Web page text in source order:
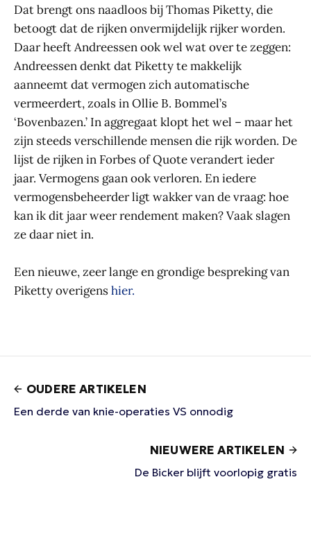
Dat brengt ons naadloos bij Thomas Piketty, die
betoogt dat de rijken onvermijdelijk rijker worden.
Daar heeft Andreessen ook wel wat over te zeggen:
Andreessen denkt dat Piketty te makkelijk
aanneemt dat vermogen zich automatische
vermeerdert, zoals in Ollie B. Bommel’s
‘Bovenbazen.’ In aggregaat klopt het wel – maar het
zijn steeds verschillende mensen die rijk worden. De
lijst de rijken in Forbes of Quote verandert ieder
jaar. Vermogens gaan ook verloren. En iedere
vermogensbeheerder ligt wakker van de vraag: hoe
kan ik dit jaar weer rendement maken? Vaak slagen
ze daar niet in.
Een nieuwe, zeer lange en grondige bespreking van
Piketty overigenshier.
OUDERE ARTIKELEN
Een derde van knie-operaties VS onnodig
NIEUWERE ARTIKELEN
De Bicker blijft voorlopig gratis